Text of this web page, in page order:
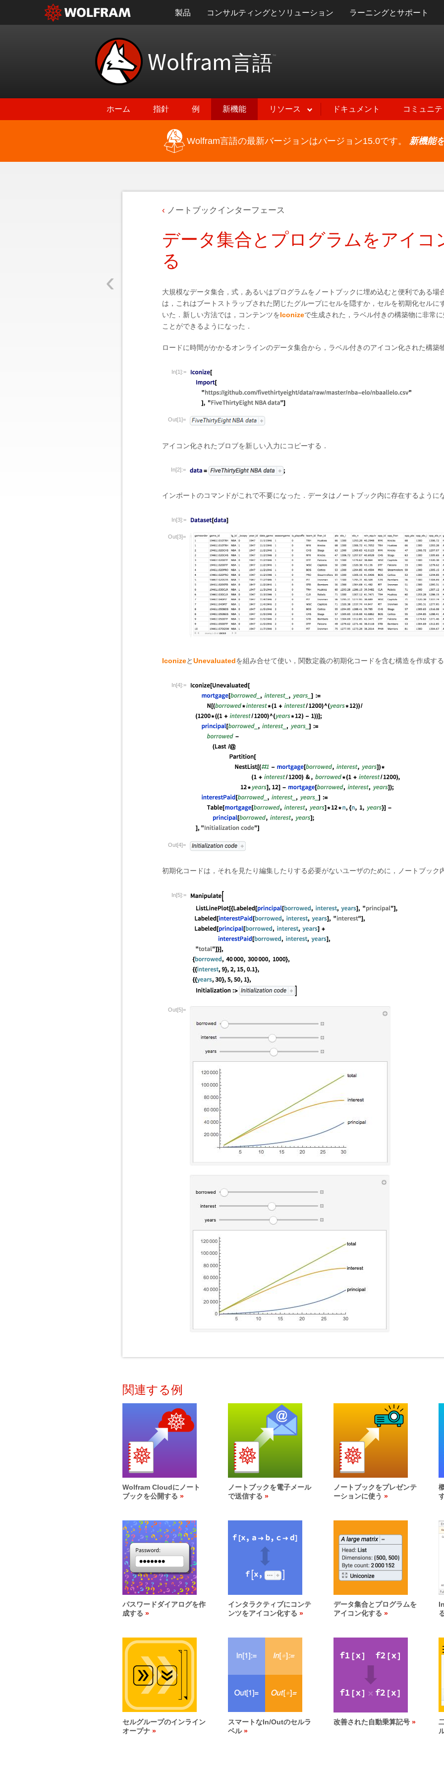
製品 コンサルティングとソリューション ラーニングとサポート
Wolfram言語™
ホーム 指針 例 新機能 リソース ドキュメント コミュニテ
Wolfram言語の最新バージョンはバージョン15.0です。 新機能
‹
ノートブックインターフェース
データ集合とプログラムをアイコ
る
大規模なデータ集合，式，あるいはプログラムをノートブックに埋め込むと便利である場
は，これはブートストラップされた閉じたグループにセルを隠すか，セルを初期化セルに
いた．新しい方法では，コンテンツをIconizeで生成された，ラベル付きの構築物に非常
ことができるようになった．
ロードに時間がかかるオンラインのデータ集合から，ラベル付きのアイコン化された構築
In[1]:=
Out[1]=
アイコン化されたブロブを新しい入力にコピーする．
In[2]:=
インポートのコマンドがこれで不要になった．データはノートブック内に存在するように
In[3]:=
Out[3]=
IconizeとUnevaluatedを組み合せて使い，関数定義の初期化コードを含む構造を作成する
In[4]:=
Out[4]=
初期化コードは，それを見たり編集したりする必要がないユーザのために，ノートブック
In[5]:=
Out[5]=
関連する例
Wolfram Cloudにノート
ブックを公開する
ノートブックを電子メール
で送信する
ノートブックをプレゼンテ
ーションに使う
パスワードダイアログを作
成する
インタラクティブにコンテ
ンツをアイコン化する
データ集合とプログラムを
アイコン化する
セルグループのインライン
オープナ
スマートなIn/Outのセルラ
ベル
改善された自動乗算記号